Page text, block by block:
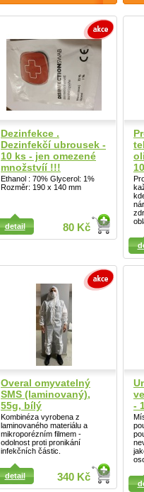
Dezinfekce .
Dezinfekčí ubrousek -
10 ks - jen omezené
množstvíí !!!
Ethanol : 70% Glycerol: 1%
Rozměr: 190 x 140 mm
80 Kč
detail
Detail
Overal omyvatelný
SMS (laminovaný),
55g, bílý
Kombinéza vyrobena z
laminovaného materiálu a
mikroporézním filmem -
odolnost proti pronikání
infekčních částic.
340 Kč
detail
-
Detail